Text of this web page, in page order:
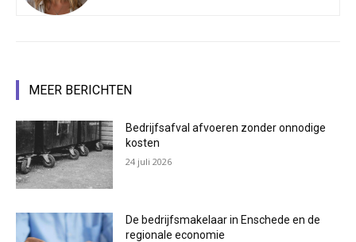
MEER BERICHTEN
Bedrijfsafval afvoeren zonder onnodige
kosten
24 juli 2026
De bedrijfsmakelaar in Enschede en de
regionale economie